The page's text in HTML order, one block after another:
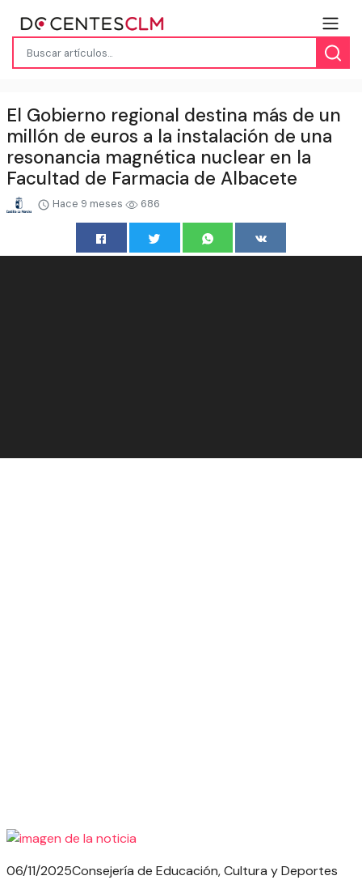
El Gobierno regional destina más de un
millón de euros a la instalación de una
resonancia magnética nuclear en la
Facultad de Farmacia de Albacete
Hace 9 meses 686
06/11/2025Consejería de Educación, Cultura y Deportes